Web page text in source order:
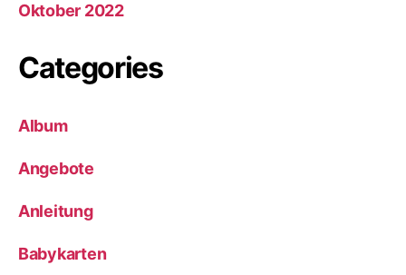
Oktober 2022
Categories
Album
Angebote
Anleitung
Babykarten